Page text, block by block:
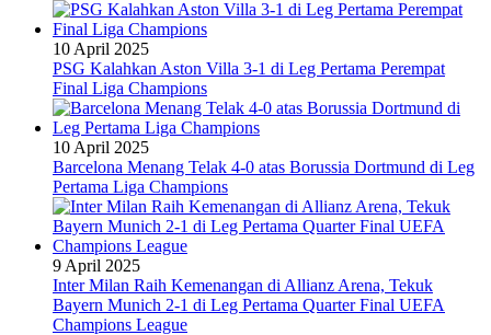
10 April 2025
PSG Kalahkan Aston Villa 3-1 di Leg Pertama Perempat
Final Liga Champions
10 April 2025
Barcelona Menang Telak 4-0 atas Borussia Dortmund di Leg
Pertama Liga Champions
9 April 2025
Inter Milan Raih Kemenangan di Allianz Arena, Tekuk
Bayern Munich 2-1 di Leg Pertama Quarter Final UEFA
Champions League